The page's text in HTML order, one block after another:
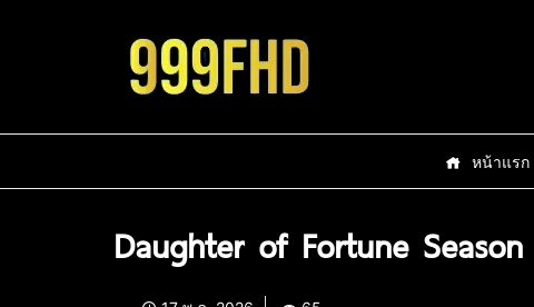
หน้าแรก
Daughter of Fortune Season